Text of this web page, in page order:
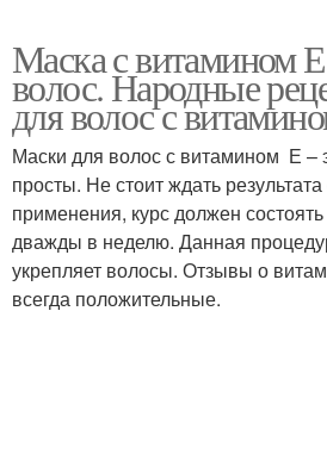
Маска с витамином
волос. Народные
для волос с
Маски для волос с витамином Е
просты. Не стоит ждать
применения, курс должен
дважды в неделю. Данная
укрепляет волосы. Отзывы о
всегда положительные.